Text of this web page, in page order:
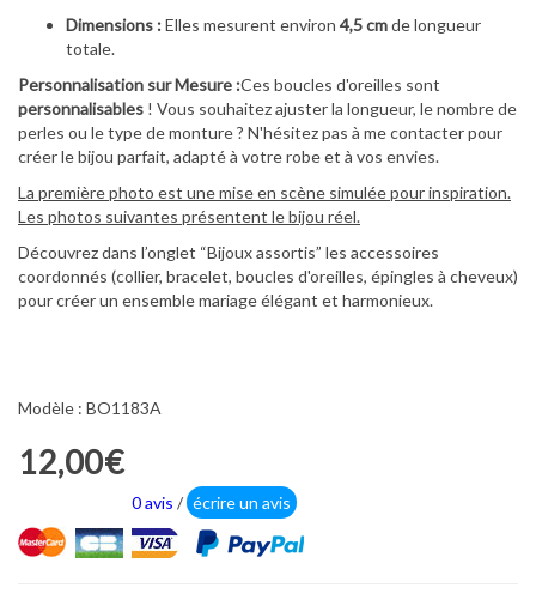
Dimensions :Elles mesurent environ 4,5 cmde longueur
totale.
Personnalisation sur Mesure :Ces boucles d'oreilles sont
personnalisables ! Vous souhaitez ajuster la longueur, le nombre de
perles ou le type de monture ? N'hésitez pas à me contacter pour
créer le bijou parfait, adapté à votre robe et à vos envies.
La première photo est une mise en scène simulée pour inspiration.
Les photos suivantes présentent le bijou réel.
Découvrez dans l’onglet “Bijoux assortis” les accessoires
coordonnés (collier, bracelet, boucles d'oreilles, épingles à cheveux)
pour créer un ensemble mariage élégant et harmonieux.
Modèle : BO1183A
12,00€
0 avis / écrire un avis